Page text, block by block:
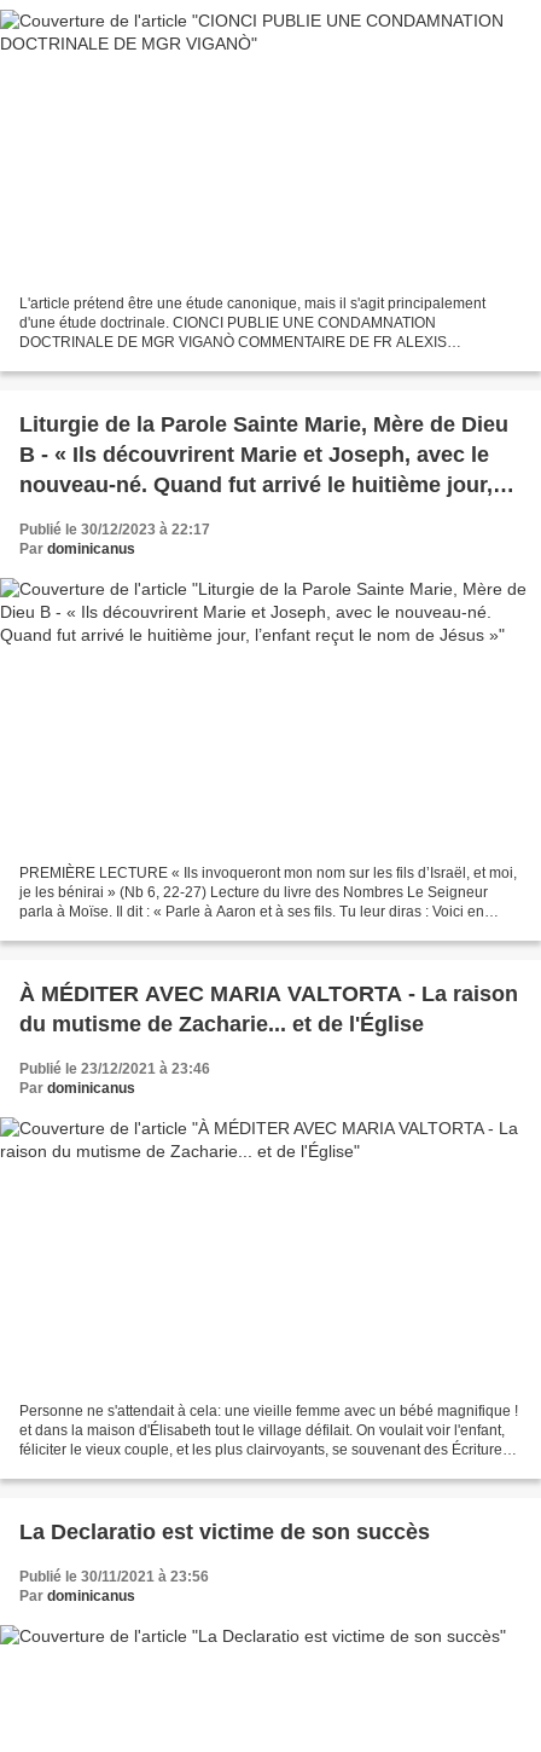
L'article prétend être une étude canonique, mais il s'agit principalement
d'une étude doctrinale. CIONCI PUBLIE UNE CONDAMNATION
DOCTRINALE DE MGR VIGANÒ COMMENTAIRE DE FR ALEXIS
Liturgie de la Parole Sainte Marie, Mère de Dieu
B - « Ils découvrirent Marie et Joseph, avec le
nouveau-né. Quand fut arrivé le huitième jour,
l’enfant reçut le nom de Jésus »
Publié le 30/12/2023 à 22:17
Par dominicanus
PREMIÈRE LECTURE « Ils invoqueront mon nom sur les fils d’Israël, et moi,
je les bénirai » (Nb 6, 22-27) Lecture du livre des Nombres Le Seigneur
parla à Moïse. Il dit : « Parle à Aaron et à ses fils. Tu leur diras : Voici en
À MÉDITER AVEC MARIA VALTORTA - La raison
du mutisme de Zacharie... et de l'Église
Publié le 23/12/2021 à 23:46
Par dominicanus
Personne ne s'attendait à cela: une vieille femme avec un bébé magnifique !
et dans la maison d'Élisabeth tout le village défilait. On voulait voir l'enfant,
féliciter le vieux couple, et les plus clairvoyants, se souvenant des Écritures,
La Declaratio est victime de son succès
Publié le 30/11/2021 à 23:56
Par dominicanus